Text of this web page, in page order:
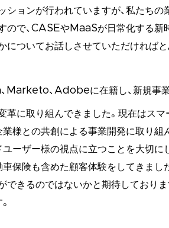
ションが行われていますが、私たちの
ので、CASEやMaaSが日常化する新
についてお話しさせていただければと
Marketo、Adobeに在籍し、新規事
革に取り組んできました。現在はス
業様との共創による事業開発に取り組
ーザー様の視点に立つことを大切に
車保険も含めた顧客体験をしてきまし
できるのではないかと期待しておりま